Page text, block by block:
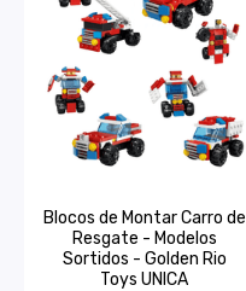
Blocos de Montar Carro de
Resgate - Modelos
Sortidos - Golden Rio
Toys UNICA